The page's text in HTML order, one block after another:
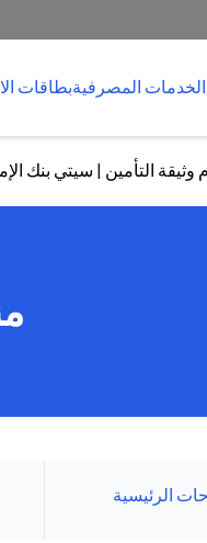
الخدمات المصرفيةبطاقات
التأمين | سيتي بنك
الرئيسية